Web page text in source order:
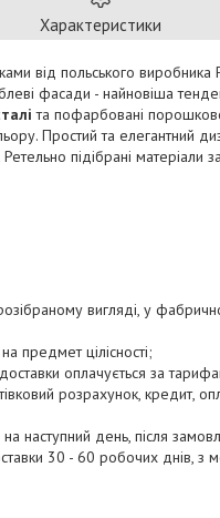
Характеристики
від польського виробника
фасади - найновіша
та пофарбовані
Простий та елегантний
. Ретельно підібрані матеріали
вигляді, у
предмет цілісності;
оплачується за
розрахунок, кредит,
наступний день, після
30 - 60 робочих днів,